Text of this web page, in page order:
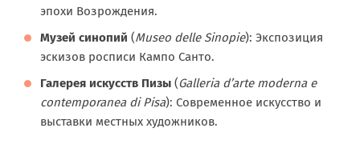
эпохи Возрождения.
Музей синопий (Museo delle Sinopie): Экспозиция
эскизов росписи Кампо Санто.
Галерея искусств Пизы (Galleria d’arte moderna e
contemporanea di Pisa): Современное искусство и
выставки местных художников.